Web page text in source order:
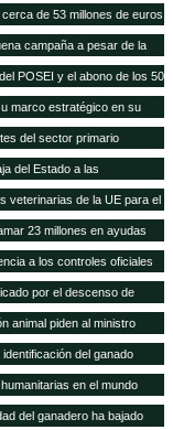
de 53 millones de euros
campaña a pesar de la
POSEI y el abono de los 50
marco estratégico en su
del sector primario
del Estado a las
canarios de España y
veterinarias de la UE para el
23 millones en ayudas
a los controles oficiales
por el descenso de
animal piden al ministro
al 21%
del ganado
en el mundo
del ganadero ha bajado